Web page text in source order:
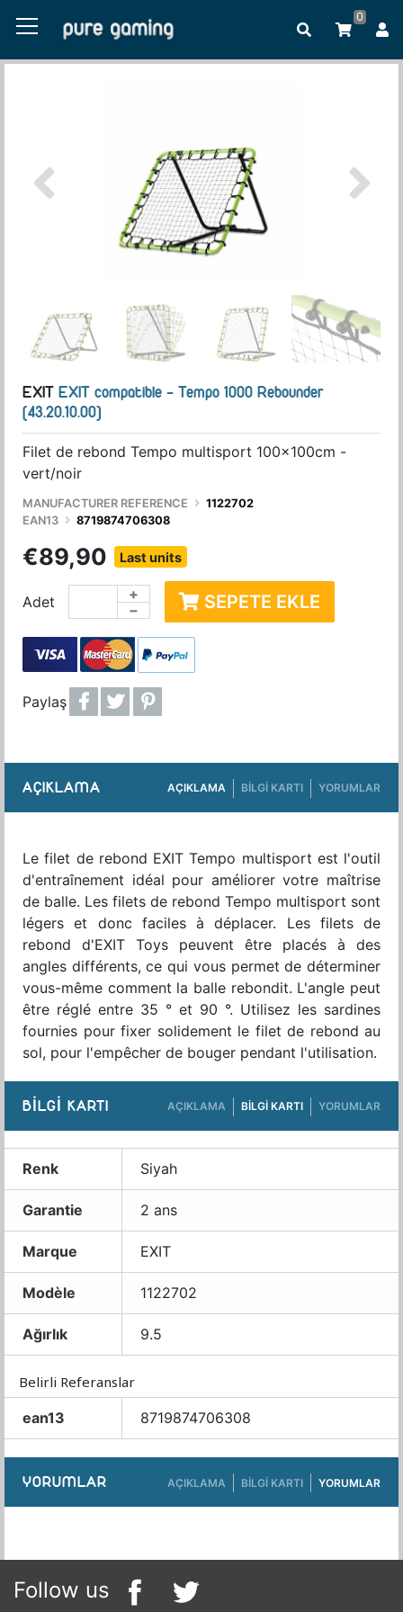
0
EXIT EXIT compatible - Tempo 1000 Rebounder
(43.20.10.00)
Filet de rebond Tempo multisport 100x100cm -
vert/noir
MANUFACTURER REFERENCE
1122702
EAN13
8719874706308
€89,90 Last units
Adet −
+ SEPETE EKLE
Paylaş
AÇIKLAMA AÇIKLAMA BILGI KARTI YORUMLAR
Le filet de rebond EXIT Tempo multisport est l'outil
d'entraînement idéal pour améliorer votre maîtrise
de balle. Les filets de rebond Tempo multisport sont
légers et donc faciles à déplacer. Les filets de
rebond d'EXIT Toys peuvent être placés à des
angles différents, ce qui vous permet de déterminer
vous-même comment la balle rebondit. L'angle peut
être réglé entre 35 ° et 90 °. Utilisez les sardines
fournies pour fixer solidement le filet de rebond au
sol, pour l'empêcher de bouger pendant l'utilisation.
BILGI KARTI AÇIKLAMA BILGI KARTI YORUMLAR
Renk Siyah
Garantie 2 ans
Marque EXIT
Modèle 1122702
Ağırlık 9.5
Belirli Referanslar
ean13
8719874706308
YORUMLAR AÇIKLAMA BILGI KARTI YORUMLAR
Follow us